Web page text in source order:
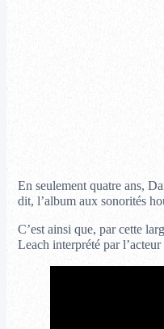
En seulement quatre ans,
dit, l’album aux sonorités
C’est ainsi que, par cette
Leach interprété par